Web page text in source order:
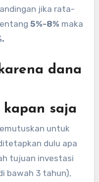
jika rata-
5%-8% maka
dana
kapan saja
untuk
dulu apa
tujuan investasi
bawah 3 tahun),